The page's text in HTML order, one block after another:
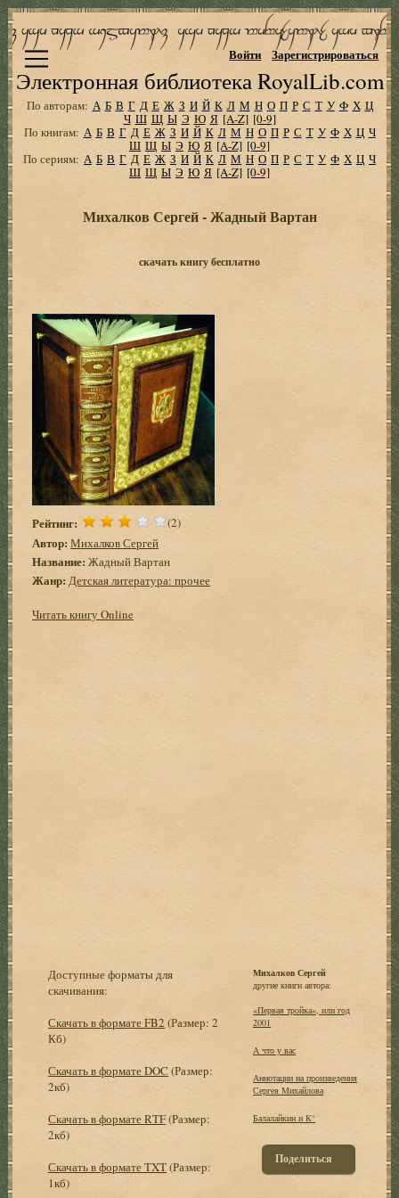
Электронная библиотека RoyalLib.com
Войти Зарегистрироваться
По авторам: А Б В Г Д Е Ж З И Й К Л М Н О П Р С Т У Ф Х Ц
Ч Ш Щ Ы Э Ю Я [A-Z] [0-9]
По книгам: А Б В Г Д Е Ж З И Й К Л М Н О П Р С Т У Ф Х Ц Ч
Ш Щ Ы Э Ю Я [A-Z] [0-9]
По сериям: А Б В Г Д Е Ж З И Й К Л М Н О П Р С Т У Ф Х Ц Ч
Ш Щ Ы Э Ю Я [A-Z] [0-9]
Михалков Сергей - Жадный Вартан
скачать книгу бесплатно
Рейтинг: (2)
Автор: Михалков Сергей
Название: Жадный Вартан
Жанр: Детская литература: прочее
Читать книгу Online
Доступные форматы для
скачивания:
Скачать в формате FB2 (Размер: 2
Кб)
Скачать в формате DOC (Размер:
2кб)
Скачать в формате RTF(Размер:
2кб)
Скачать в формате TXT(Размер:
1кб)
Михалков Сергей
другие книги автора:
«Первая тройка», или год
2001
А что у вас
Аннотации на произведения
Сергея Михайлова
Балалайкин и К°
Поделиться